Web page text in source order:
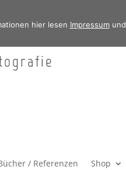
/ Referenzen Shop
hier lesen Impressumund